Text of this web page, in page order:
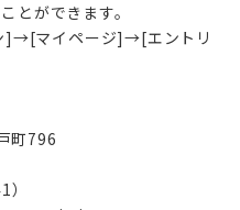
とができます。
]→[マイページ]→[エントリ
町796